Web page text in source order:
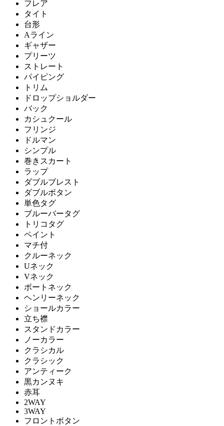
フレア
タイト
台形
Aライン
ギャザー
プリーツ
ストレート
パイピング
トリム
ドロップショルダー
バック
カシュクール
フリンジ
ドルマン
シンプル
巻きスカート
ラップ
ダブルブレスト
ダブルボタン
単色タグ
ブルーバータグ
トリコタグ
ペイント
マチ付
クルーネック
Uネック
Vネック
ボートネック
ヘンリーネック
ショールカラー
立ち襟
スタンドカラー
ノーカラー
クラシカル
クラシック
アンティーク
黒カンヌキ
赤耳
2WAY
3WAY
フロントボタン